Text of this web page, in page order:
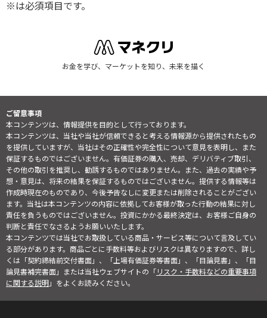
※は必須項目です。
お金を学び、マーケットを知り、未来を描く
ご留意事項
本コンテンツは、情報提供を目的として行っております。
本コンテンツは、当社や当社が信頼できると考える情報源から提供されたもの
を提供していますが、当社はその正確性や完全性について意見を表明し、また
保証するものではございません。有価証券の購入、売却、デリバティブ取引、
その他の取引を推奨し、勧誘するものではありません。また、過去の実績や予
想・意見は、将来の結果を保証するものではございません。提供する情報等は
作成時現在のものであり、今後予告なしに変更または削除されることがござい
ます。当社は本コンテンツの内容に依拠してお客様が取った行動の結果に対し
責任を負うものではございません。投資にかかる最終決定は、お客様ご自身の
判断と責任でなさるようお願いいたします。
本コンテンツでは当社でお取扱している商品・サービス等について言及してい
る部分があります。商品ごとに手数料等およびリスクは異なりますので、詳し
くは「契約締結前交付書面」、「上場有価証券等書面」、「目論見書」、「目
論見書補完書面」または当社ウェブサイトの「リスク・手数料などの重要事項
に関する説明」をよくお読みください。